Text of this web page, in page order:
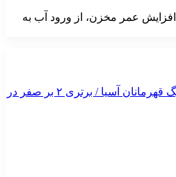
عمر مخزن، از ورود آب به
آغاز خوب سپاهان در لیگ قهرمانان آسیا / برتری ۲ بر صفر در